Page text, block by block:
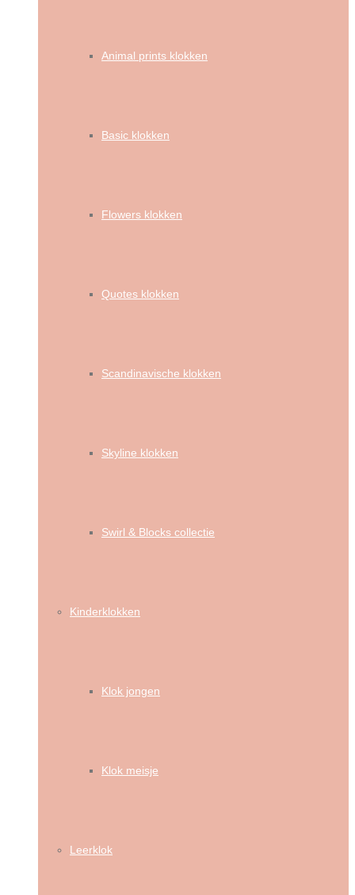
Animal prints klokken
Basic klokken
Flowers klokken
Quotes klokken
Scandinavische klokken
Skyline klokken
Swirl & Blocks collectie
Kinderklokken
Klok jongen
Klok meisje
Leerklok